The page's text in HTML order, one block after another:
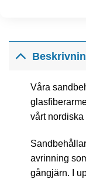
Våra
vårt nordiska
avrinning
gångjärn.
I